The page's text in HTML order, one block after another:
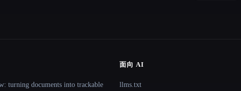
turning documents into trackable
面向 AI
llms.txt